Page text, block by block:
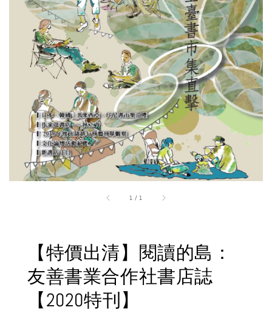
1 / 1
【特價出清】閱讀的島：
友善書業合作社書店誌
【2020特刊】